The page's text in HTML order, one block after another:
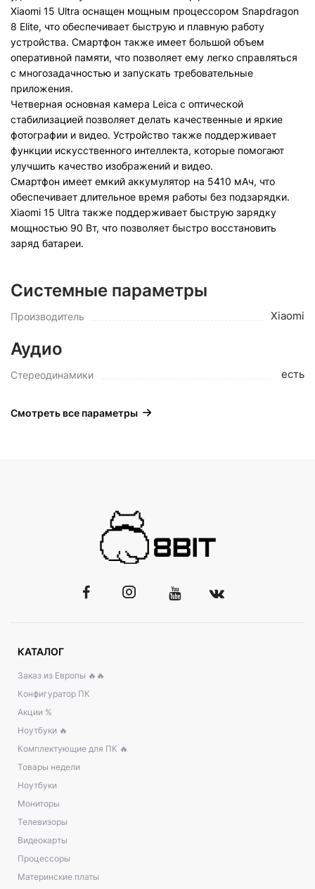
Xiaomi 15 Ultra оснащен мощным процессором Snapdragon
8 Elite, что обеспечивает быструю и плавную работу
устройства. Смартфон также имеет большой объем
оперативной памяти, что позволяет ему легко справляться
с многозадачностью и запускать требовательные
приложения.
Четверная основная камера Leica с оптической
стабилизацией позволяет делать качественные и яркие
фотографии и видео. Устройство также поддерживает
функции искусственного интеллекта, которые помогают
улучшить качество изображений и видео.
Смартфон имеет емкий аккумулятор на 5410 мАч, что
обеспечивает длительное время работы без подзарядки.
Xiaomi 15 Ultra также поддерживает быструю зарядку
мощностью 90 Вт, что позволяет быстро восстановить
заряд батареи.
Системные параметры
Производитель Xiaomi
Аудио
Стереодинамики есть
Смотреть все параметры
КАТАЛОГ
Заказ из Европы 🔥🔥
Конфигуратор ПК
Акции %
Ноутбуки 🔥
Комплектующие для ПК 🔥
Товары недели
Ноутбуки
Мониторы
Телевизоры
Видеокарты
Процессоры
Материнские платы